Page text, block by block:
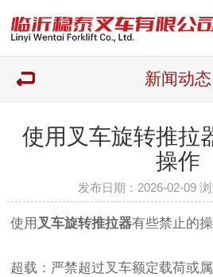
新闻动态
使用叉车旋转推拉
操作
发布日期：2026-02-09 浏
使用 叉车旋转推拉器有些禁止的
超载‌：严禁超过叉车额定载荷或